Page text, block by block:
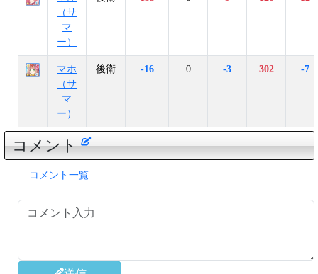
（サ
マ
ー）
マホ
（サ
マ
ー）
後衛 -16 0 -3 302 -7
コメント
コメント一覧